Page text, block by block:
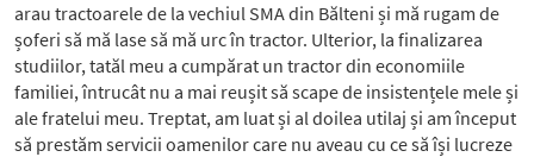
arau tractoarele de la vechiul SMA din Bălteni și mă rugam de
șoferi să mă lase să mă urc în tractor. Ulterior, la finalizarea
studiilor, tatăl meu a cumpărat un tractor din economiile
familiei, întrucât nu a mai reușit să scape de insistențele mele și
ale fratelui meu. Treptat, am luat și al doilea utilaj și am început
să prestăm servicii oamenilor care nu aveau cu ce să își lucreze